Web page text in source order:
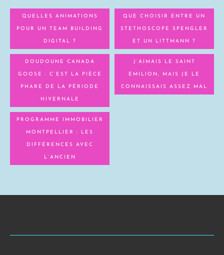
QUELLES ANIMATIONS
POUR UN TEAM BUILDING
DIGITAL ?
QUE CHOISIR ENTRE UN
STETHOSCOPE SPENGLER
ET UN LITTMANN ?
DOUDOUNE CANADA
GOOSE : C’EST LA PIÈCE
PHARE DE LA PÉRIODE
HIVERNALE
J’AIMAIS LE SAINT
EMILION, MAIS JE LE
CONNAISSAIS ASSEZ MAL
PROGRAMME IMMOBILIER
MONTPELLIER : LES
DIFFÉRENCES AVEC
L’ANCIEN